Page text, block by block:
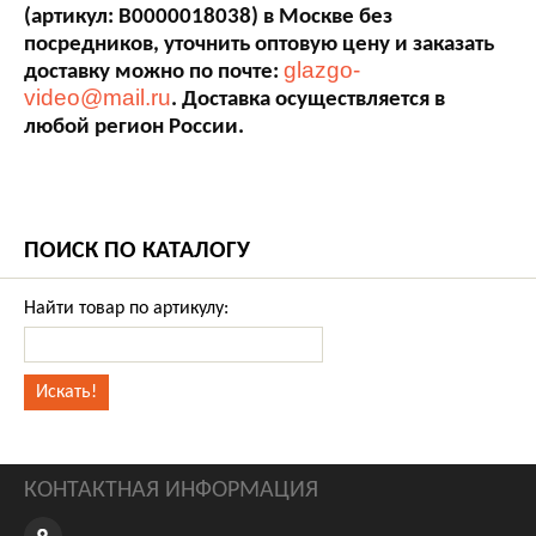
(артикул: В0000018038) в Москве без
посредников, уточнить оптовую цену и заказать
доставку можно по почте: glazgo-
video@mail.ru. Доставка осуществляется в
любой регион России.
ПОИСК ПО КАТАЛОГУ
Найти товар по артикулу:
КОНТАКТНАЯ ИНФОРМАЦИЯ